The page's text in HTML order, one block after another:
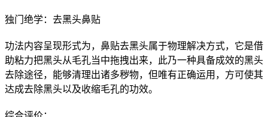
独门绝学：去黑头鼻贴
功法内容呈现形式为，鼻贴去黑头属于物理解决方式，它是借
助粘力把黑头从毛孔当中拖拽出来，此乃一种具备成效的黑头
去除途径，能够清理出诸多秽物，但唯有正确运用，方可使其
达成去除黑头以及收缩毛孔的功效。